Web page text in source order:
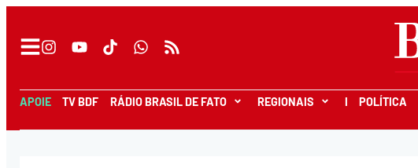
APOIE TV BDF RÁDIO BRASIL DE FATO REGIONAIS I POLÍTICA